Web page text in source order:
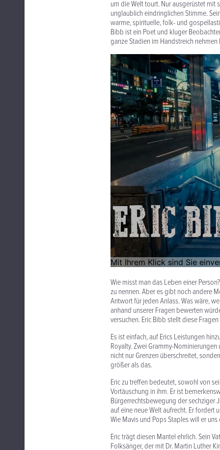
um die Welt tourt. Nur ausgerüstet mit
unglaublich eindringlichen Stimme.
warme, spirituelle, folk- und
Bibb ist ein Poet und kluger
ganze Stadien im Handstreich nehmen
Wie misst man das Leben einer
zu nennen. Aber es gibt noch andere
Antwort für jeden Anlass. Was wäre,
anhand unserer Fragen bewerten
versuchen. Eric Bibb stellt diese
Es ist einfach, auf Erics Leistungen
Royalty. Zwei Grammy-
nicht nur Grenzen überschreitet,
größer als das.
Eric zu treffen bedeutet, sowohl von
Vortäuschung in ihm. Er ist
Bürgerrechtsbewegung der sechziger
auf eine neue Welt aufrecht. Er fordert
Wie Mavis und Pops Staples will er
Eric trägt diesen Mantel ehrlich. Sein
Folksänger, der mit Dr. Martin Luther